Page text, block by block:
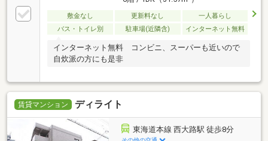
敷金なし 更新料なし
一人暮らし
バス・トイレ別
駐車場(近隣含) インターネット無料
インターネット無料 コンビニ、スーパーも近いので
自炊派の方にも是非
賃貸マンション ディライト
東海道本線 西大路駅 徒歩8分